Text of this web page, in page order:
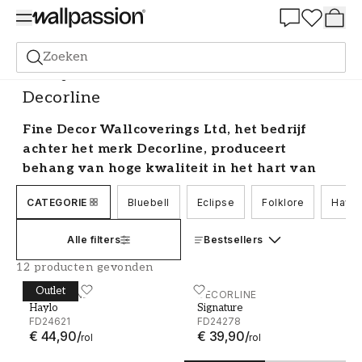
Zoeken
Behang Merk Decorline
Decorline
Fine Decor Wallcoverings Ltd, het bedrijf
achter het merk Decorline, produceert
behang van hoge kwaliteit in het hart van
Cheshire, Engeland. Het familiebedrijf van de
vijfde generatie gebruikt een
mooiste patronen op de markt te produceren.
Decorline behang online kopen
Fine Decor Wallcoverings is een van de oudste
behanghuizen van Groot-Brittannië en het merk
CATEGORIE Bluebell Eclipse Folklore Haylo
Alle filters Bestsellers
12 producten gevonden
Outlet
DECORLINE
Haylo
FD24621
€ 44,90/rol
Haylo - FD24621 DECORLINE
Signature
FD24278
€ 39,90/rol
Signature - FD24278